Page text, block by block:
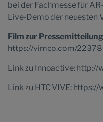
bei der Fachmesse für
Live-Demo der neuesten
Film zur
https://vimeo.com/
Link zu Innoactive: http://
Link zu HTC VIVE: